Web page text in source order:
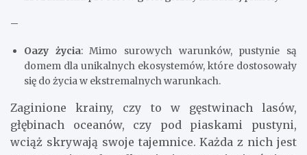
–
Oazy życia: Mimo surowych warunków, pustynie są
domem dla unikalnych ekosystemów, które dostosowały
się do życia w ekstremalnych warunkach.
Zaginione krainy, czy to w gęstwinach lasów,
głębinach oceanów, czy pod piaskami pustyni,
wciąż skrywają swoje tajemnice. Każda z nich jest